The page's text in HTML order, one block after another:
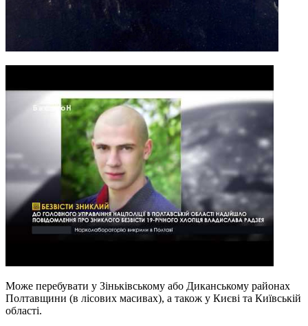
Може перебувати у Зіньківському або Диканському районах
Полтавщини (в лісових масивах), а також у Києві та Київській
області.